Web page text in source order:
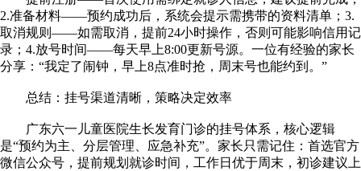
2.准备材料——预约成功后，系统会提示需携带的资料清单；3.
取消规则——如需取消，提前24小时操作，否则可能影响信用记
录；4.放号时间——每天早上8:00更新号源。一位有经验的家长
分享：“我定了闹钟，早上8点准时抢，周末号也能约到。”
总结：挂号渠道清晰，策略决定效率
广东六一儿童医院生长发育门诊的挂号体系，核心逻辑
是“预约为主、分层管理、应急补充”。家长只需记住：首选官方
微信公众号，提前规划就诊时间，工作日优于周末，初诊建议上